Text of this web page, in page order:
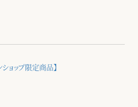
ョップ限定商品】